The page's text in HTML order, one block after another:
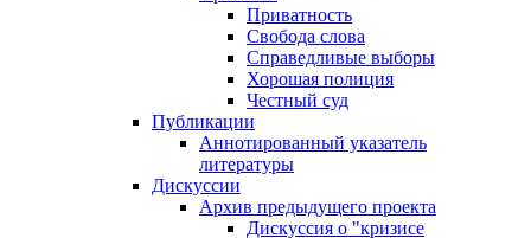
Приватность
Свобода слова
Справедливые выборы
Хорошая полиция
Честный суд
Публикации
Аннотированный указатель
литературы
Дискуссии
Архив предыдущего проекта
Дискуссия о "кризисе